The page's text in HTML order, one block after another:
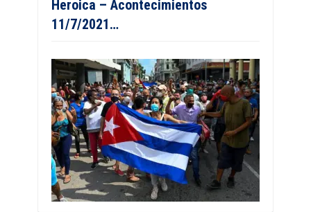
Heroica – Acontecimientos
11/7/2021…